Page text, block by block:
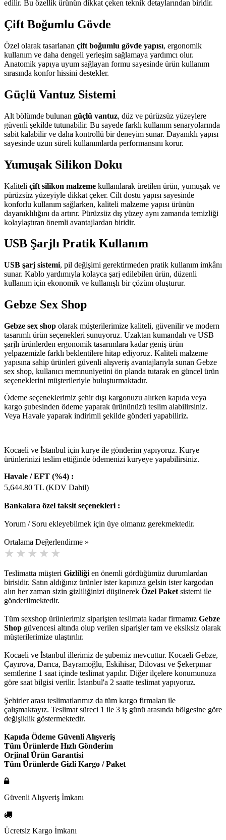
edilir. Bu özellik ürünün dikkat çeken teknik detaylarından biridir.
Çift Boğumlu Gövde
Özel olarak tasarlanan çift boğumlu gövde yapısı, ergonomik
kullanım ve daha dengeli yerleşim sağlamaya yardımcı olur.
Anatomik yapıya uyum sağlayan formu sayesinde ürün kullanım
sırasında konfor hissini destekler.
Güçlü Vantuz Sistemi
Alt bölümde bulunan güçlü vantuz, düz ve pürüzsüz yüzeylere
güvenli şekilde tutunabilir. Bu sayede farklı kullanım senaryolarında
sabit kalabilir ve daha kontrollü bir deneyim sunar. Dayanıklı yapısı
sayesinde uzun süreli kullanımlarda performansını korur.
Yumuşak Silikon Doku
Kaliteli çift silikon malzeme kullanılarak üretilen ürün, yumuşak ve
pürüzsüz yüzeyiyle dikkat çeker. Cilt dostu yapısı sayesinde
konforlu kullanım sağlarken, kaliteli malzeme yapısı ürünün
dayanıklılığını da artırır. Pürüzsüz dış yüzey aynı zamanda temizliği
kolaylaştıran önemli avantajlardan biridir.
USB Şarjlı Pratik Kullanım
USB şarj sistemi, pil değişimi gerektirmeden pratik kullanım imkânı
sunar. Kablo yardımıyla kolayca şarj edilebilen ürün, düzenli
kullanım için ekonomik ve kullanışlı bir çözüm oluşturur.
Gebze Sex Shop
Gebze sex shop olarak müşterilerimize kaliteli, güvenilir ve modern
tasarımlı ürün seçenekleri sunuyoruz. Uzaktan kumandalı ve USB
şarjlı ürünlerden ergonomik tasarımlara kadar geniş ürün
yelpazemizle farklı beklentilere hitap ediyoruz. Kaliteli malzeme
yapısına sahip ürünleri güvenli alışveriş avantajlarıyla sunan Gebze
sex shop, kullanıcı memnuniyetini ön planda tutarak en güncel ürün
seçeneklerini müşterileriyle buluşturmaktadır.
Ödeme seçeneklerimiz şehir dışı kargonuzu alırken kapıda veya
kargo şubesinden ödeme yaparak ürününüzü teslim alabilirsiniz.
Veya Havale yaparak indirimli şekilde gönderi yapabiliriz.
Kocaeli ve İstanbul için kurye ile gönderim yapıyoruz. Kurye
ürünlerinizi teslim ettiğinde ödemenizi kuryeye yapabilirsiniz.
Havale / EFT (%4) :
5,644.80 TL (KDV Dahil)
Bankalara özel taksit seçenekleri :
Yorum / Soru ekleyebilmek için üye olmanız gerekmektedir.
Ortalama Değerlendirme »
Teslimatta müşteri Gizliliği en önemli gördüğümüz durumlardan
birisidir. Satın aldığınız ürünler ister kapınıza gelsin ister kargodan
alın her zaman sizin gizliliğinizi düşünerek Özel Paket sistemi ile
gönderilmektedir.
Tüm sexshop ürünlerimiz siparişten teslimata kadar firmamız Gebze
Shop güvencesi altında olup verilen siparişler tam ve eksiksiz olarak
müşterilerimize ulaştırılır.
Kocaeli ve İstanbul illerimiz de şubemiz mevcuttur. Kocaeli Gebze,
Çayırova, Darıca, Bayramoğlu, Eskihisar, Dilovası ve Şekerpınar
semtlerine 1 saat içinde teslimat yapılır. Diğer ilçelere konumunuza
göre saat bilgisi verilir. İstanbul'a 2 saatte teslimat yapıyoruz.
Şehirler arası teslimatlarımız da tüm kargo firmaları ile
çalışmaktayız. Teslimat süreci 1 ile 3 iş günü arasında bölgesine göre
değişiklik göstermektedir.
Kapıda Ödeme Güvenli Alışveriş
Tüm Ürünlerde Hızlı Gönderim
Orjinal Ürün Garantisi
Tüm Ürünlerde Gizli Kargo / Paket
Güvenli Alışveriş İmkanı
Ücretsiz Kargo İmkanı